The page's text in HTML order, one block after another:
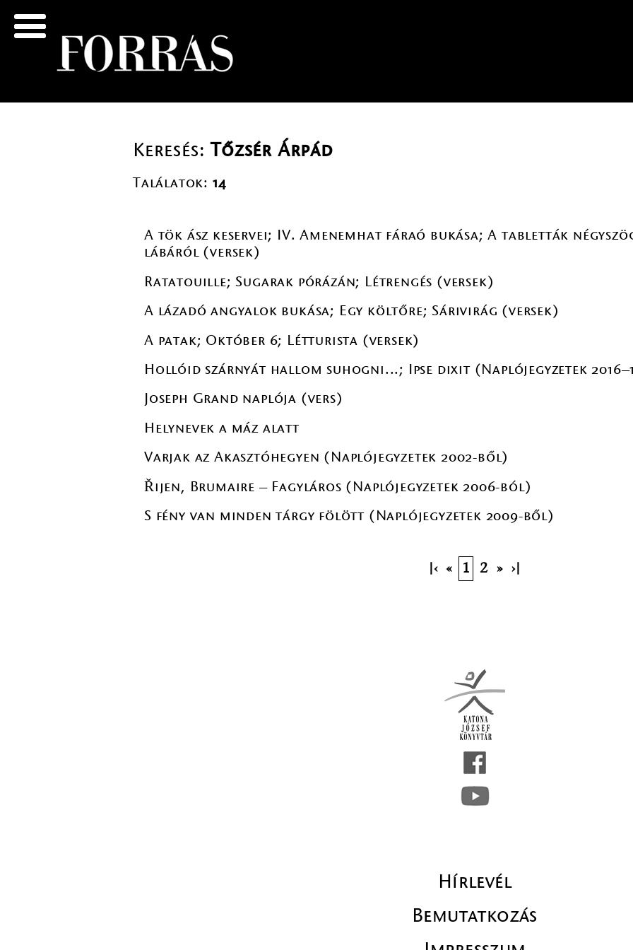
Keresés:Tőzsér Árpád
Találatok: 14
A tök ász keservei; IV. Amenemhat fáraó bukása; A tabletták
lábáról (versek)
Ratatouille; Sugarak pórázán; Létrengés (versek)
A lázadó angyalok bukása; Egy költőre; Sárivirág (versek)
A patak; Október 6; Létturista (versek)
Hollóid szárnyát hallom suhogni...; Ipse dixit (Naplójegyzetek
Joseph Grand naplója (vers)
Helynevek a máz alatt
Varjak az Akasztóhegyen (Naplójegyzetek 2002-ből)
Řijen, Brumaire – Fagyláros (Naplójegyzetek 2006-ból)
S fény van minden tárgy fölött (Naplójegyzetek 2009-ből)
|‹ « 1 2 » ›|
Hírlevél
Bemutatkozás